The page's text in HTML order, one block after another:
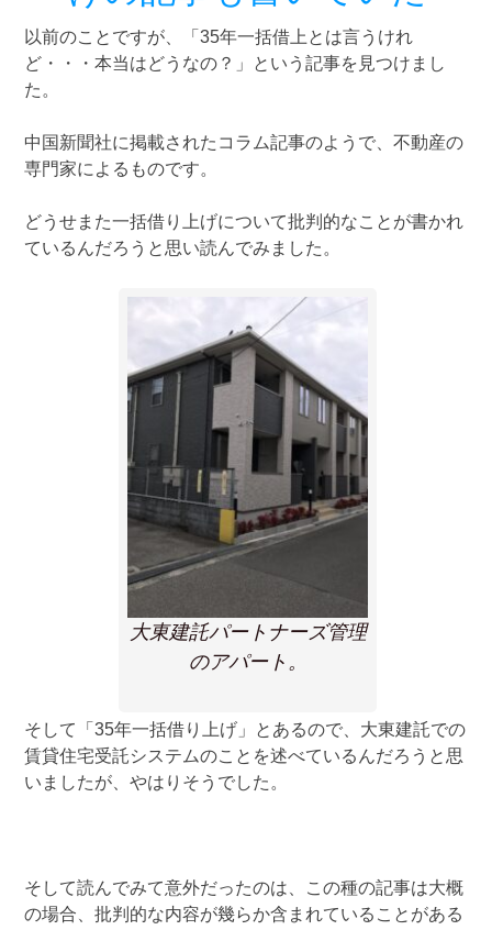
以前のことですが、「35年一括借上とは言うけれ
ど・・・本当はどうなの？」という記事を見つけまし
た。
中国新聞社に掲載されたコラム記事のようで、不動産の
専門家によるものです。
どうせまた一括借り上げについて批判的なことが書かれ
ているんだろうと思い読んでみました。
大東建託パートナーズ管理
のアパート。
そして「35年一括借り上げ」とあるので、大東建託での
賃貸住宅受託システムのことを述べているんだろうと思
いましたが、やはりそうでした。
そして読んでみて意外だったのは、この種の記事は大概
の場合、批判的な内容が幾らか含まれていることがある